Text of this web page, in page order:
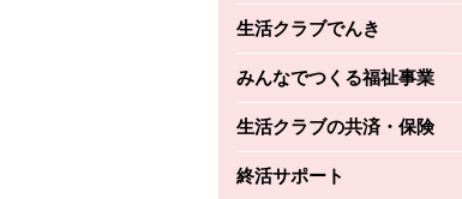
生活クラブでんき
別のウィンドウで開きます。
みんなでつくる福祉事業
別のウィンドウで開きます。
生活クラブの共済・保険
別のウィンドウで開きます。
終活サポート
別のウィンドウで開きます。